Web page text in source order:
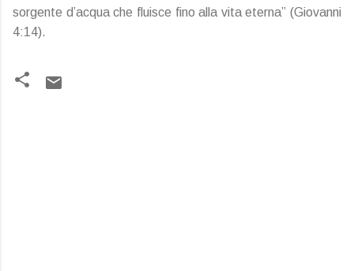
sorgente d’acqua che fluisce fino alla vita eterna” (Giovanni
4:14).